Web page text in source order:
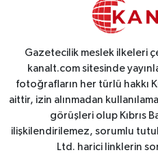
Gazetecilik meslek ilkeleri
kanalt.com sitesinde
fotoğrafların her türlü hakkı
aittir, izin alınmadan
görüşleri olup Kıbrıs
ilişkilendirilemez, sorumlu
Ltd. harici linklerin